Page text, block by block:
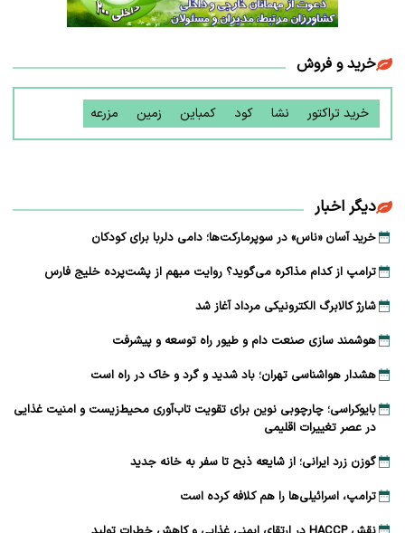
خرید و فروش
خرید تراکتور نشا کود کمباین زمین مزرعه
دیگر اخبار
خرید آسان «ناس» در سوپرمارکت‌ها؛ دامی دلربا برای کودکان
ترامپ از کدام مذاکره می‌گوید؟ روایت مبهم از پشت‌پرده خلیج فارس
شارژ کالابرگ الکترونیکی مرداد آغاز شد
هوشمند سازی صنعت دام و طیور راه توسعه و پیشرفت
هشدار هواشناسی تهران؛ باد شدید و گرد و خاک در راه است
بایوکراسی؛ چارچوبی نوین برای تقویت تاب‌آوری محیط‌زیست و امنیت غذایی
در عصر تغییرات اقلیمی
گوزن زرد ایرانی؛ از شایعه ذبح تا سفر به خانه جدید
ترامپ، اسرائیلی‌ها را هم کلافه کرده است